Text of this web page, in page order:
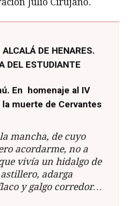
ALCALÁ DE HENARES.
DEL ESTUDIANTE
En homenaje al IV
muerte de Cervantes
mancha, de cuyo
acordarme, no a
vivía un hidalgo de
adarga
y galgo corredor…